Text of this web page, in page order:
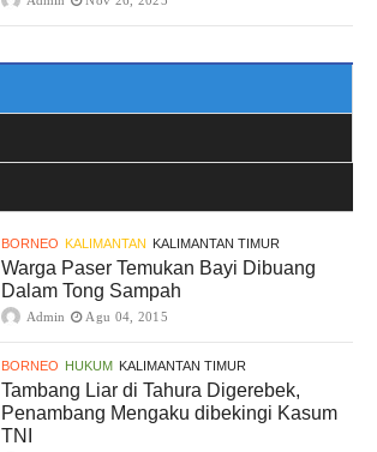
BORNEO KALIMANTAN KALIMANTAN TIMUR
Warga Paser Temukan Bayi Dibuang
Dalam Tong Sampah
Admin Agu 04, 2015
BORNEO HUKUM KALIMANTAN TIMUR
Tambang Liar di Tahura Digerebek,
Penambang Mengaku dibekingi Kasum
TNI